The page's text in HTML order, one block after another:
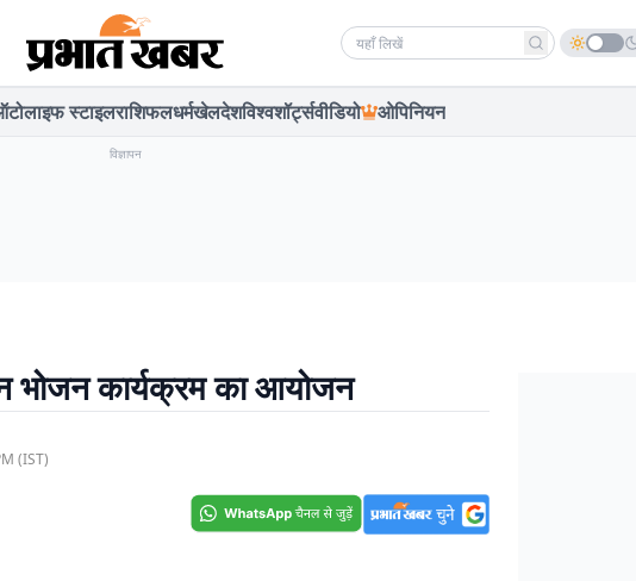
Search news
लाइफ स्टाइलराशिफलधर्मखेलदेशविश्वशॉर्ट्सवीडियो ओपिनियन
विज्ञापन
भोजन कार्यक्रम का आयोजन
(IST)